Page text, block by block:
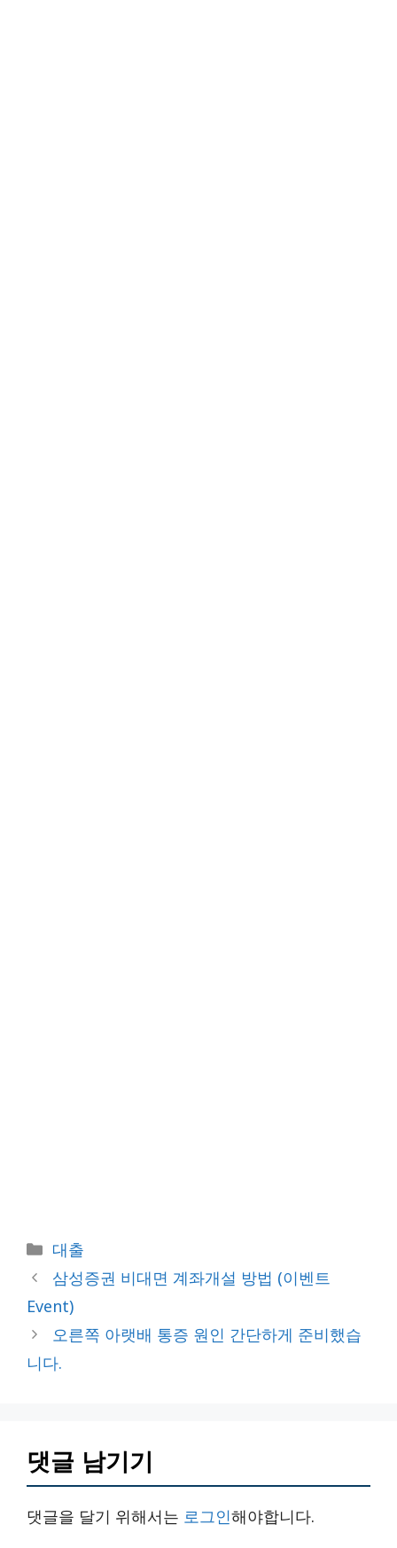
카
테
고
리
대출
삼성증권 비대면 계좌개설 방법 (이벤트
Event)
오른쪽 아랫배 통증 원인 간단하게 준비했습
니다.
댓글 남기기
댓글을 달기 위해서는 로그인해야합니다.